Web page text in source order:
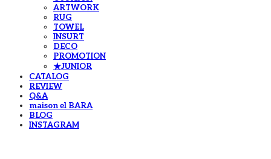
ARTWORK
RUG
TOWEL
INSURT
DECO
PROMOTION
★JUNIOR
CATALOG
REVIEW
Q&A
maison el BARA
BLOG
INSTAGRAM